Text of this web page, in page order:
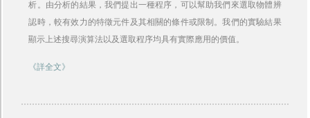
析。由分析的結果，我們提出一種程序，可以幫助我們來選取物體辨
認時，較有效力的特徵元件及其相關的條件或限制。我們的實驗結果
顯示上述搜尋演算法以及選取程序均具有實際應用的價值。
《詳全文》